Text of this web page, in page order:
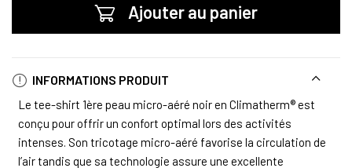
Ajouter au panier
INFORMATIONS PRODUIT
Le tee-shirt 1ère peau micro-aéré noir en Climatherm® est
conçu pour offrir un confort optimal lors des activités
intenses. Son tricotage micro-aéré favorise la circulation de
l’air tandis que sa technologie assure une excellente